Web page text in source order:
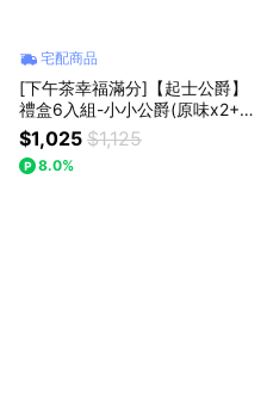
宅配商品
[下午茶幸福滿分]【起士公爵】
禮盒6入組-小小公爵(原味x2+蔓
越莓x2+朱古力x2)
$1,025 $1,125
8.0%